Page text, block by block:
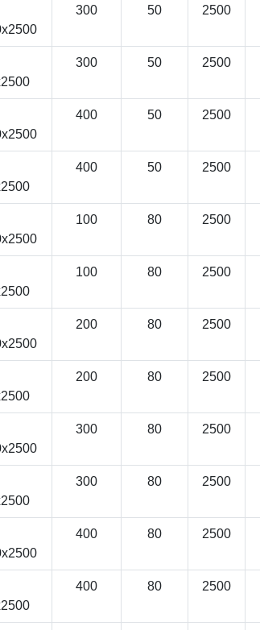
300 50 2500
300 50 2500
400 50 2500
400 50 2500
100 80 2500
100 80 2500
200 80 2500
200 80 2500
300 80 2500
300 80 2500
400 80 2500
400 80 2500